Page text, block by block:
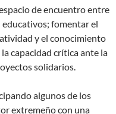
de encuentro entre
fomentar el
y el conocimiento
capacidad crítica ante la
solidarios.
algunos de los
extremeño con una